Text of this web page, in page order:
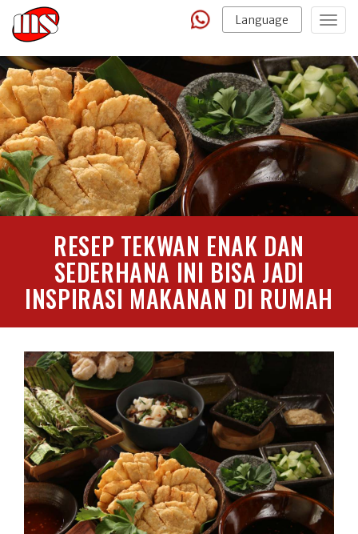
Language
RESEP TEKWAN ENAK DAN
SEDERHANA INI BISA JADI
INSPIRASI MAKANAN DI RUMAH